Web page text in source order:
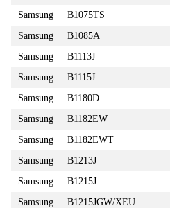
Samsung
B1075TS
Samsung
B1085A
Samsung
B1113J
Samsung
B1115J
Samsung
B1180D
Samsung
B1182EW
Samsung
B1182EWT
Samsung
B1213J
Samsung
B1215J
Samsung
B1215JGW/XEU